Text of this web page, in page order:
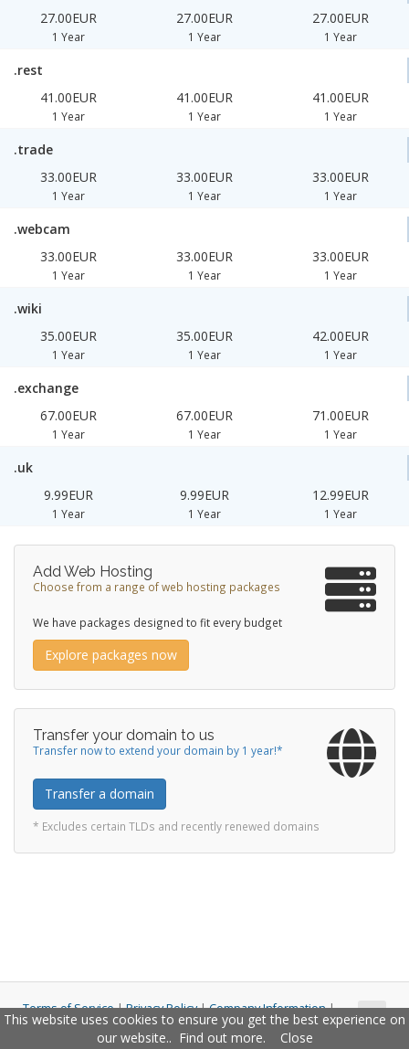
This website uses cookies to ensure you get the best experience on
our website.. Find out more. Close
27.00EUR
1 Year
27.00EUR
1 Year
27.00EUR
1 Year
.rest
41.00EUR
1 Year
41.00EUR
1 Year
41.00EUR
1 Year
.trade
33.00EUR
1 Year
33.00EUR
1 Year
33.00EUR
1 Year
.webcam
33.00EUR
1 Year
33.00EUR
1 Year
33.00EUR
1 Year
.wiki
35.00EUR
1 Year
35.00EUR
1 Year
42.00EUR
1 Year
.exchange
67.00EUR
1 Year
67.00EUR
1 Year
71.00EUR
1 Year
.uk
9.99EUR
1 Year
9.99EUR
1 Year
12.99EUR
1 Year
Add Web Hosting
Choose from a range of web hosting packages
We have packages designed to fit every budget
Explore packages now
Transfer your domain to us
Transfer now to extend your domain by 1 year!*
Transfer a domain
* Excludes certain TLDs and recently renewed domains
Terms of Service|Privacy Policy|Company Information|
Copyright © 2011 - 2026 Closco Ltd. All Rights Reserved.